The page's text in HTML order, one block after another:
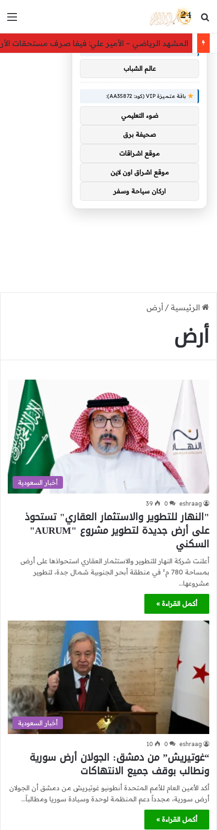
بحث عن
المشهد الرياضي – الأمير علي: فيفا صرف مستحقات
الرئيسية / أرض
أرض
أخبار السعودية
eshraag
0
39
"النهار للتطوير والاستثمار العقاري" تستحوذ
على أرض جديدة لتطوير مشروع "AURUM"
السكني
أعلنت شركة النهار للتطوير والاستثمار العقاري استحواذها على أرض
بمساحة 780 م² في منطقة أبحر الجنوبية شمال جدة، لتطوير
مشروعها…
أكمل القراءة »
أخبار السعودية
eshraag
0
10
“غوتيريش” من دمشق: الجولان أرض سورية
ونطالب بوقف جميع الانتهاكات
أكد الأمين العام للأمم المتحدة أنطونيو غوتيريش من دمشق أن الجولان
أرض سورية، مجدداً دعم المنظمة لوحدة وسيادة سوريا ومطالباً…
أكمل القراءة »
توصيات :
باقة متميزة VIP (كود: AA86842):
عالم الشباب
باقة متميزة VIP (كود: AA35872):
ضوء التعليمي
صحيفة برق
موقع اشراقات
موقع اشراق اون لاين
اركان سياحة وسفر